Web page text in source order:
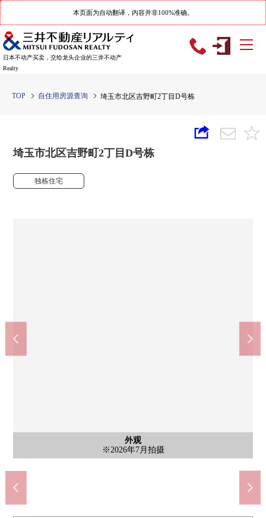
本页面为自动翻译，内容并非100%准确。
日本不动产买卖，交给龙头企业的三井不动产
Realty
TOP 自住用房源查询 埼玉市北区吉野町2丁目D号栋
埼玉市北区吉野町2丁目D号栋
独栋住宅
外观
※2026年7月拍摄
含有前面道路的外观
前面道路※2026年7月拍摄
含有前面道路的外观
前面道路※2026年7月拍摄
TAIRAYA吉野町商店(约530m)
在角上鱼类大宫商店(约630m)
7-Eleven埼玉吉野町2丁目商店(约390m)
大宫吉野町邮局(约640m)
埼玉市立宫原小学(约920m)
埼玉市立宫原中学(约790m)